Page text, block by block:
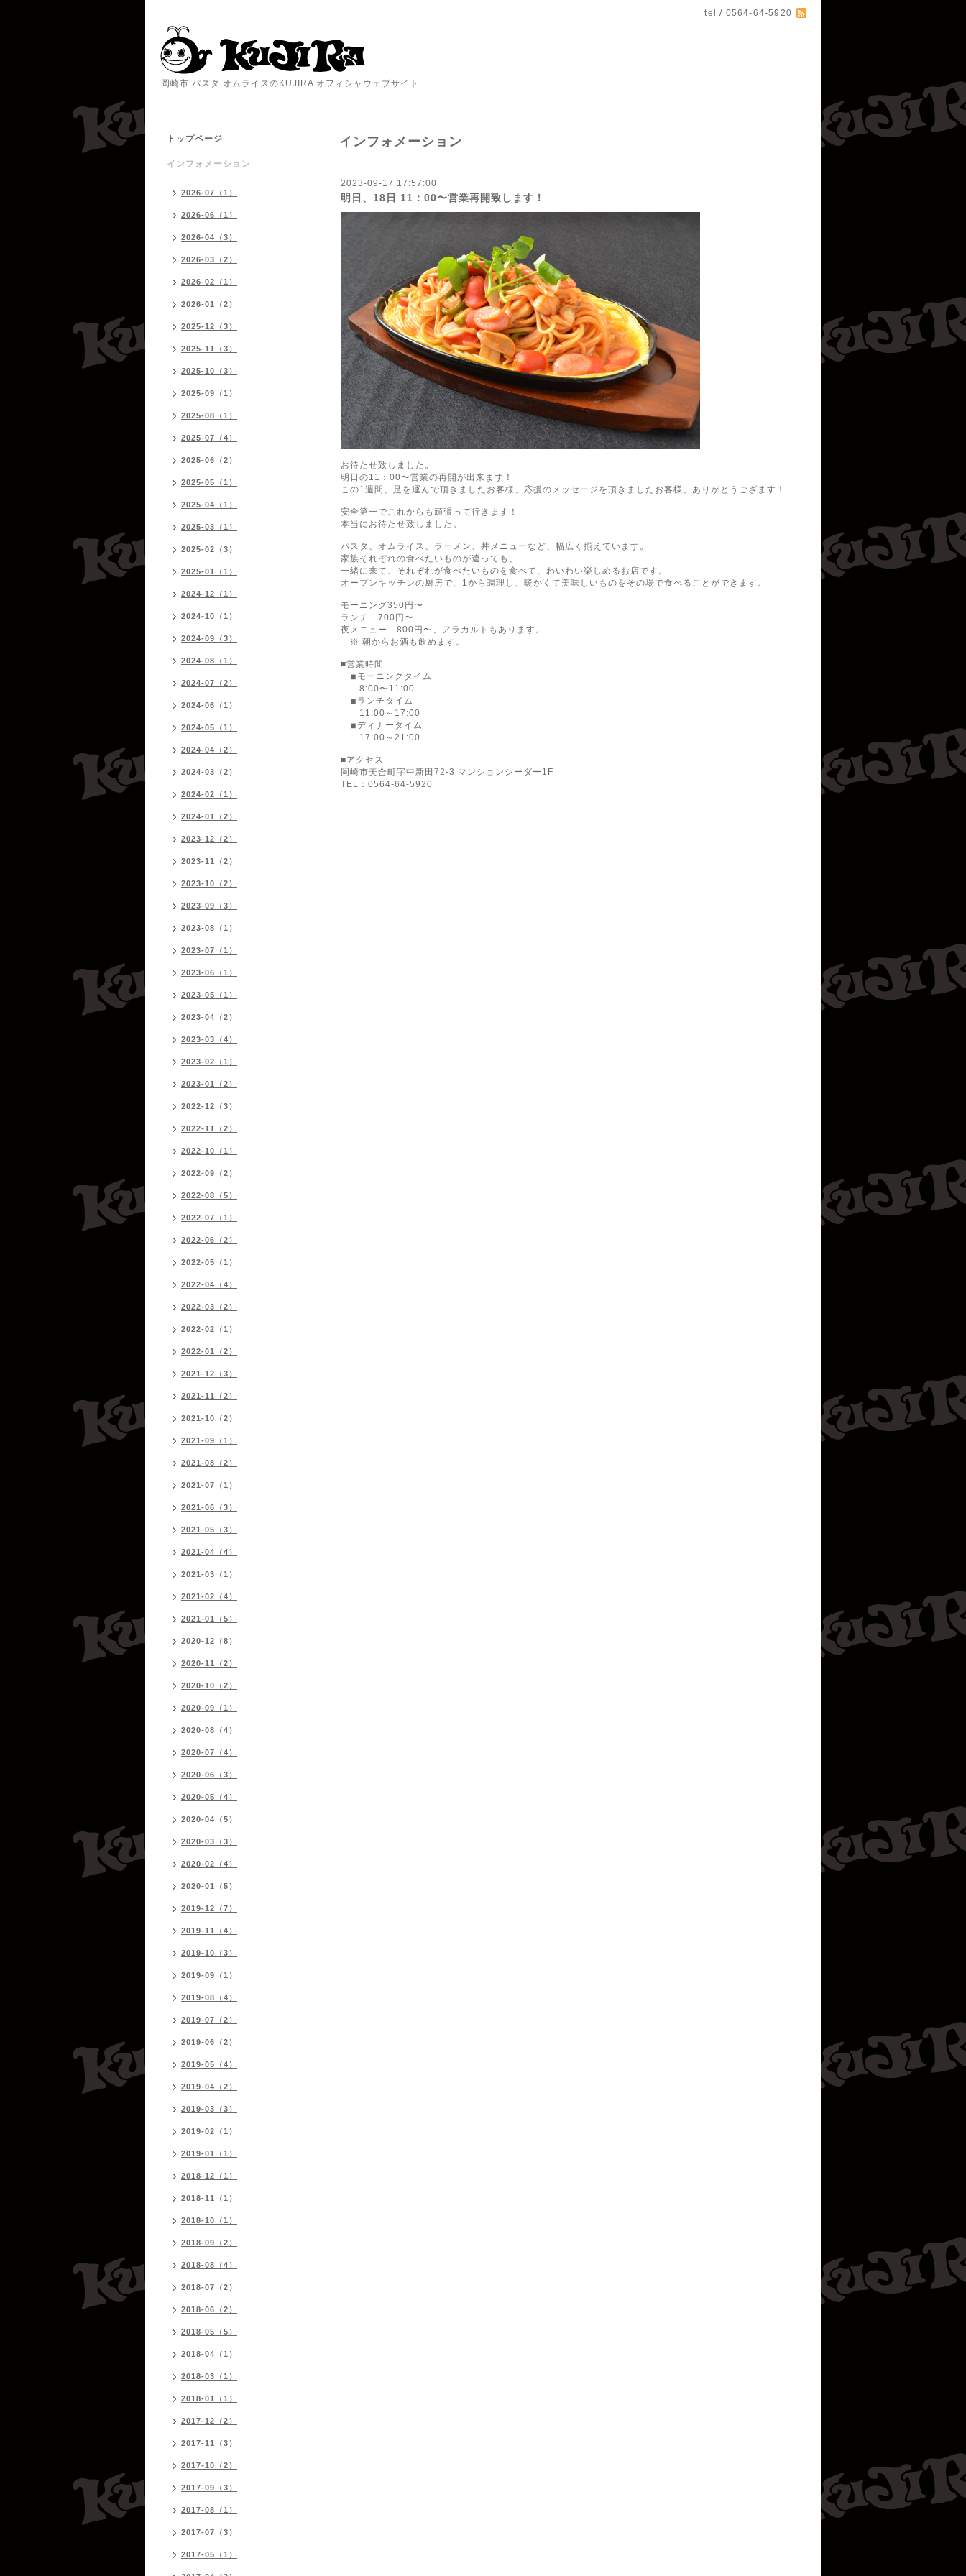
tel / 0564-64-5920
岡崎市 パスタ オムライスのKUJIRA オフィシャウェブサイト
インフォメーション
2023-09-17 17:57:00
明日、18日 11：00〜営業再開致します！
お待たせ致しました。
明日の11：00〜営業の再開が出来ます！
この1週間、足を運んで頂きましたお客様、応援のメッセージを頂きましたお客様、ありがとうござます！
安全第一でこれからも頑張って行きます！
本当にお待たせ致しました。
パスタ、オムライス、ラーメン、丼メニューなど、幅広く揃えています。
家族それぞれの食べたいものが違っても、
一緒に来て、それぞれが食べたいものを食べて、わいわい楽しめるお店です。
オープンキッチンの厨房で、1から調理し、暖かくて美味しいものをその場で食べることができます。
モーニング350円〜
ランチ 700円〜
夜メニュー 800円〜、アラカルトもあります。
※ 朝からお酒も飲めます。
■営業時間
◾︎モーニングタイム
8:00〜11:00
◾︎ランチタイム
11:00～17:00
◾︎ディナータイム
17:00～21:00
■アクセス
岡崎市美合町字中新田72-3 マンションシーダー1F
TEL：0564-64-5920
トップページ
インフォメーション
2026-07（1）
2026-06（1）
2026-04（3）
2026-03（2）
2026-02（1）
2026-01（2）
2025-12（3）
2025-11（3）
2025-10（3）
2025-09（1）
2025-08（1）
2025-07（4）
2025-06（2）
2025-05（1）
2025-04（1）
2025-03（1）
2025-02（3）
2025-01（1）
2024-12（1）
2024-10（1）
2024-09（3）
2024-08（1）
2024-07（2）
2024-06（1）
2024-05（1）
2024-04（2）
2024-03（2）
2024-02（1）
2024-01（2）
2023-12（2）
2023-11（2）
2023-10（2）
2023-09（3）
2023-08（1）
2023-07（1）
2023-06（1）
2023-05（1）
2023-04（2）
2023-03（4）
2023-02（1）
2023-01（2）
2022-12（3）
2022-11（2）
2022-10（1）
2022-09（2）
2022-08（5）
2022-07（1）
2022-06（2）
2022-05（1）
2022-04（4）
2022-03（2）
2022-02（1）
2022-01（2）
2021-12（3）
2021-11（2）
2021-10（2）
2021-09（1）
2021-08（2）
2021-07（1）
2021-06（3）
2021-05（3）
2021-04（4）
2021-03（1）
2021-02（4）
2021-01（5）
2020-12（8）
2020-11（2）
2020-10（2）
2020-09（1）
2020-08（4）
2020-07（4）
2020-06（3）
2020-05（4）
2020-04（5）
2020-03（3）
2020-02（4）
2020-01（5）
2019-12（7）
2019-11（4）
2019-10（3）
2019-09（1）
2019-08（4）
2019-07（2）
2019-06（2）
2019-05（4）
2019-04（2）
2019-03（3）
2019-02（1）
2019-01（1）
2018-12（1）
2018-11（1）
2018-10（1）
2018-09（2）
2018-08（4）
2018-07（2）
2018-06（2）
2018-05（5）
2018-04（1）
2018-03（1）
2018-01（1）
2017-12（2）
2017-11（3）
2017-10（2）
2017-09（3）
2017-08（1）
2017-07（3）
2017-05（1）